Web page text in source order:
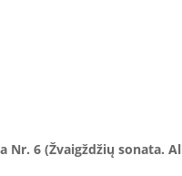
Nr. 6 (Žvaigždžių sonata.